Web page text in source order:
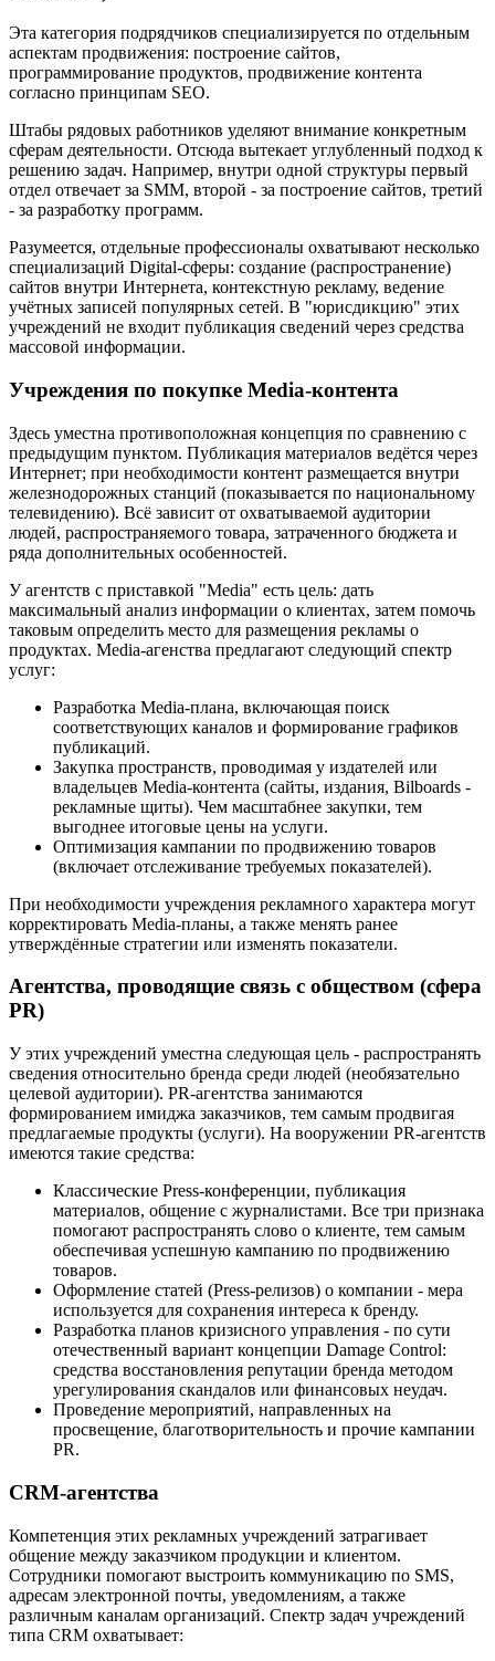
Эта категория подрядчиков специализируется по отдельным
аспектам продвижения: построение сайтов,
программирование продуктов, продвижение контента
согласно принципам SEO.
Штабы рядовых работников уделяют внимание конкретным
сферам деятельности. Отсюда вытекает углубленный подход к
решению задач. Например, внутри одной структуры первый
отдел отвечает за SMM, второй - за построение сайтов, третий
- за разработку программ.
Разумеется, отдельные профессионалы охватывают несколько
специализаций Digital-сферы: создание (распространение)
сайтов внутри Интернета, контекстную рекламу, ведение
учётных записей популярных сетей. В "юрисдикцию" этих
учреждений не входит публикация сведений через средства
массовой информации.
Учреждения по покупке Media-контента
Здесь уместна противоположная концепция по сравнению с
предыдущим пунктом. Публикация материалов ведётся через
Интернет; при необходимости контент размещается внутри
железнодорожных станций (показывается по национальному
телевидению). Всё зависит от охватываемой аудитории
людей, распространяемого товара, затраченного бюджета и
ряда дополнительных особенностей.
У агентств с приставкой "Media" есть цель: дать
максимальный анализ информации о клиентах, затем помочь
таковым определить место для размещения рекламы о
продуктах. Media-агенства предлагают следующий спектр
услуг:
Разработка Media-плана, включающая поиск
соответствующих каналов и формирование графиков
публикаций.
Закупка пространств, проводимая у издателей или
владельцев Media-контента (сайты, издания, Bilboards -
рекламные щиты). Чем масштабнее закупки, тем
выгоднее итоговые цены на услуги.
Оптимизация кампании по продвижению товаров
(включает отслеживание требуемых показателей).
При необходимости учреждения рекламного характера могут
корректировать Media-планы, а также менять ранее
утверждённые стратегии или изменять показатели.
Агентства, проводящие связь с обществом (сфера
PR)
У этих учреждений уместна следующая цель - распространять
сведения относительно бренда среди людей (необязательно
целевой аудитории). PR-агентства занимаются
формированием имиджа заказчиков, тем самым продвигая
предлагаемые продукты (услуги). На вооружении PR-агентств
имеются такие средства:
Классические Press-конференции, публикация
материалов, общение с журналистами. Все три признака
помогают распространять слово о клиенте, тем самым
обеспечивая успешную кампанию по продвижению
товаров.
Оформление статей (Press-релизов) о компании - мера
используется для сохранения интереса к бренду.
Разработка планов кризисного управления - по сути
отечественный вариант концепции Damage Control:
средства восстановления репутации бренда методом
урегулирования скандалов или финансовых неудач.
Проведение мероприятий, направленных на
просвещение, благотворительность и прочие кампании
PR.
CRM-агентства
Компетенция этих рекламных учреждений затрагивает
общение между заказчиком продукции и клиентом.
Сотрудники помогают выстроить коммуникацию по SMS,
адресам электронной почты, уведомлениям, а также
различным каналам организаций. Спектр задач учреждений
типа CRM охватывает: